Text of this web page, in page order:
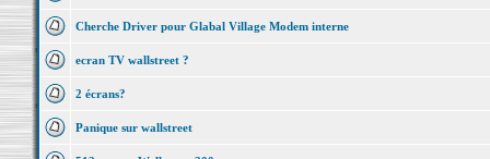
Cherche Driver pour Glabal Village Modem interne
ecran TV wallstreet ?
2 écrans?
Panique sur wallstreet